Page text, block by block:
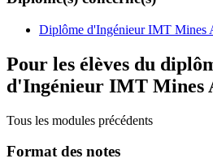
Diplôme d'Ingénieur IMT Mines
Pour les élèves du
d'Ingénieur IMT Mines
Tous les modules précédents
Format des notes